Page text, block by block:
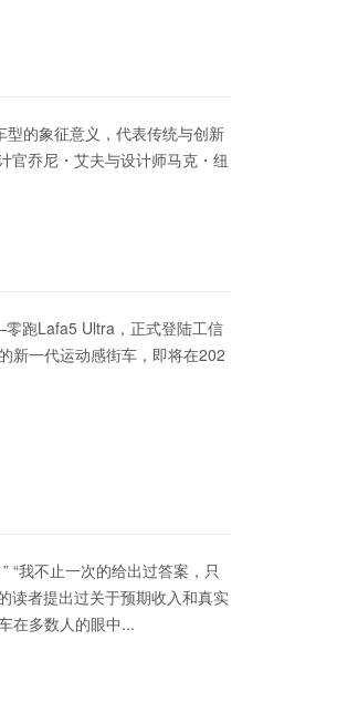
型的象征意义，代表传统与创新
官乔尼・艾夫与设计师马克・纽
跑Lafa5 Ultra，正式登陆工信
新一代运动感街车，即将在202
“我不止一次的给出过答案，只
读者提出过关于预期收入和真实
在多数人的眼中...